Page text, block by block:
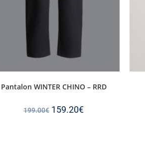
Pantalon WINTER CHINO – RRD
199.00€ 159.20€